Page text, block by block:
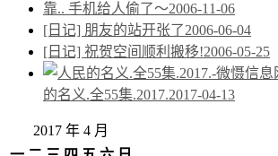
靠.. 手机给人偷了～2006-11-06
[日记] 朋友的站开张了2006-06-04
[日记] 祝贺空间顺利搬移!2006-05-25
的名义.全55集.2017.2017-04-13
2017 年 4 月